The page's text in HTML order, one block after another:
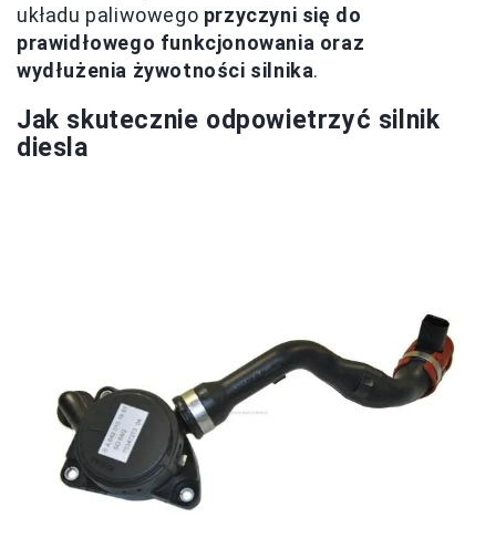
układu paliwowego przyczyni się do
prawidłowego funkcjonowania oraz
wydłużenia żywotności silnika.
Jak skutecznie odpowietrzyć silnik
diesla